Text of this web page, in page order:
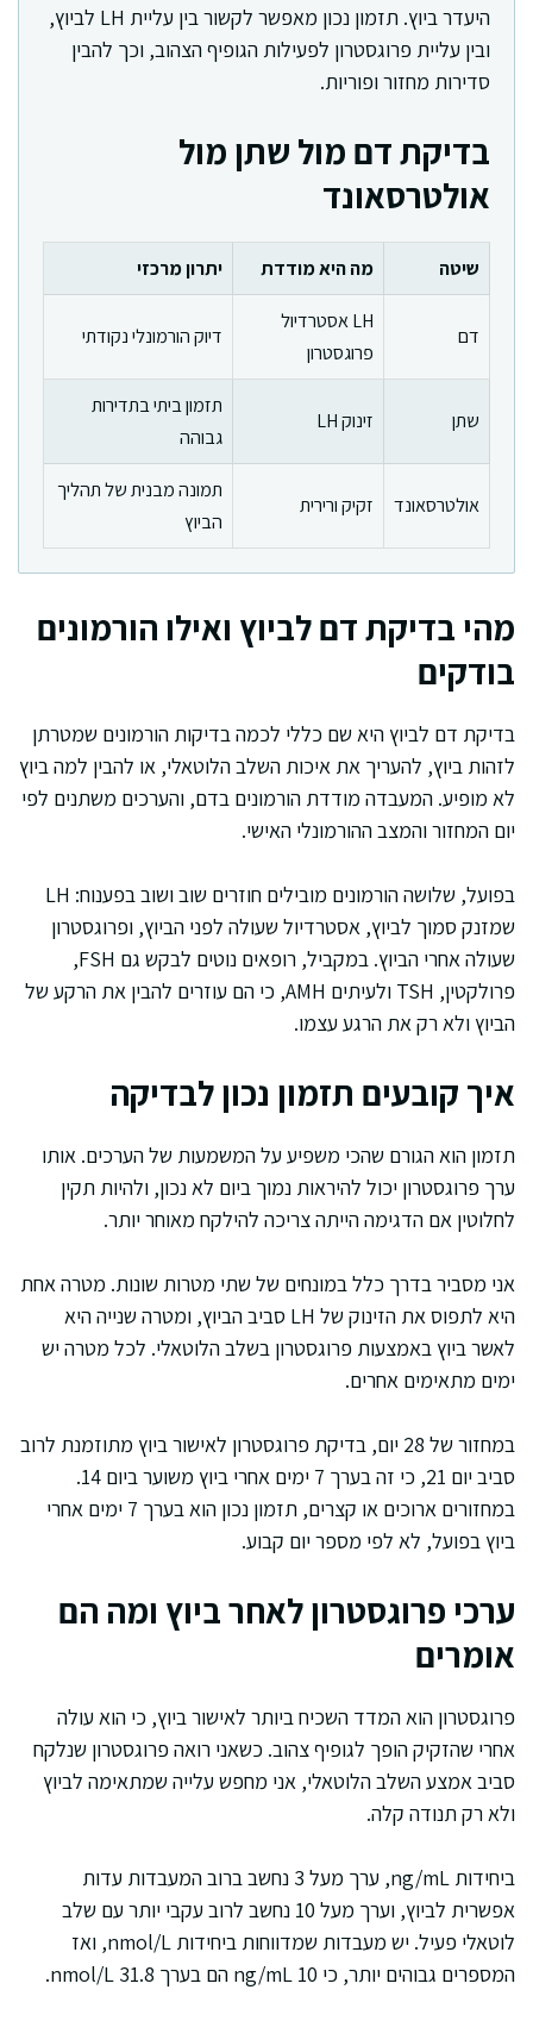
היעדר ביוץ. תזמון נכון מאפשר לקשור בין עליית LH לביוץ,
ובין עליית פרוגסטרון לפעילות הגופיף הצהוב, וכך להבין
סדירות מחזור ופוריות.
בדיקת דם מול שתן מול
אולטרסאונד
שיטה מה היא מודדת יתרון מרכזי
דם
LH אסטרדיול
פרוגסטרון
דיוק הורמונלי נקודתי
שתן זינוק LH
תזמון ביתי בתדירות
גבוהה
אולטרסאונד זקיק ורירית
תמונה מבנית של תהליך
הביוץ
מהי בדיקת דם לביוץ ואילו הורמונים
בודקים
בדיקת דם לביוץ היא שם כללי לכמה בדיקות הורמונים שמטרתן
לזהות ביוץ, להעריך את איכות השלב הלוטאלי, או להבין למה ביוץ
לא מופיע. המעבדה מודדת הורמונים בדם, והערכים משתנים לפי
יום המחזור והמצב ההורמונלי האישי.
בפועל, שלושה הורמונים מובילים חוזרים שוב ושוב בפענוח: LH
שמזנק סמוך לביוץ, אסטרדיול שעולה לפני הביוץ, ופרוגסטרון
שעולה אחרי הביוץ. במקביל, רופאים נוטים לבקש גם FSH,
פרולקטין, TSH ולעיתים AMH, כי הם עוזרים להבין את הרקע של
הביוץ ולא רק את הרגע עצמו.
איך קובעים תזמון נכון לבדיקה
תזמון הוא הגורם שהכי משפיע על המשמעות של הערכים. אותו
ערך פרוגסטרון יכול להיראות נמוך ביום לא נכון, ולהיות תקין
לחלוטין אם הדגימה הייתה צריכה להילקח מאוחר יותר.
אני מסביר בדרך כלל במונחים של שתי מטרות שונות. מטרה אחת
היא לתפוס את הזינוק של LH סביב הביוץ, ומטרה שנייה היא
לאשר ביוץ באמצעות פרוגסטרון בשלב הלוטאלי. לכל מטרה יש
ימים מתאימים אחרים.
במחזור של 28 יום, בדיקת פרוגסטרון לאישור ביוץ מתוזמנת לרוב
סביב יום 21, כי זה בערך 7 ימים אחרי ביוץ משוער ביום 14.
במחזורים ארוכים או קצרים, תזמון נכון הוא בערך 7 ימים אחרי
ביוץ בפועל, לא לפי מספר יום קבוע.
ערכי פרוגסטרון לאחר ביוץ ומה הם
אומרים
פרוגסטרון הוא המדד השכיח ביותר לאישור ביוץ, כי הוא עולה
אחרי שהזקיק הופך לגופיף צהוב. כשאני רואה פרוגסטרון שנלקח
סביב אמצע השלב הלוטאלי, אני מחפש עלייה שמתאימה לביוץ
ולא רק תנודה קלה.
ביחידות ng/mL, ערך מעל 3 נחשב ברוב המעבדות עדות
אפשרית לביוץ, וערך מעל 10 נחשב לרוב עקבי יותר עם שלב
לוטאלי פעיל. יש מעבדות שמדווחות ביחידות nmol/L, ואז
המספרים גבוהים יותר, כי 10 ng/mL הם בערך 31.8 nmol/L.